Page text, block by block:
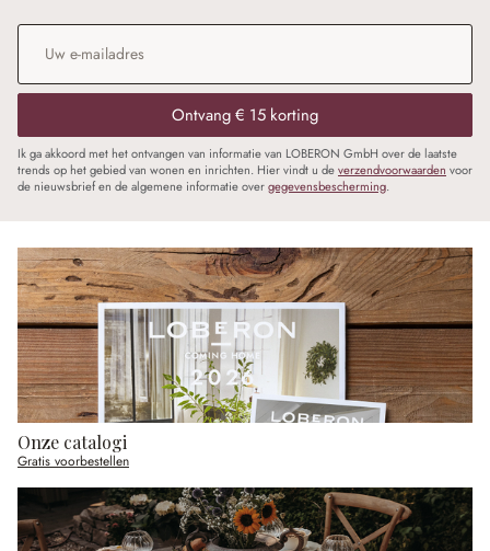
E-mailadres
Ontvang € 15 korting
Ik ga akkoord met het ontvangen van informatie van LOBERON GmbH over de laatste
trends op het gebied van wonen en inrichten. Hier vindt u deverzendvoorwaarden voor
de nieuwsbrief en de algemene informatie overgegevensbescherming.
Onze catalogi
Gratis voorbestellen